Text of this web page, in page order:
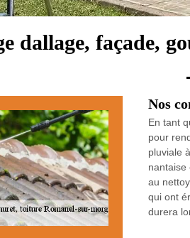
dallage, façade,
Nos
En tant
pour
pluviale
nantaise
au
qui ont
durera